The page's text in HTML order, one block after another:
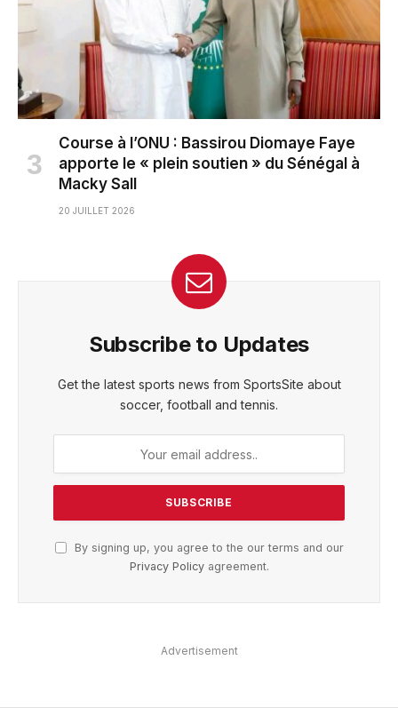
Course à l’ONU : Bassirou Diomaye Faye
apporte le « plein soutien » du Sénégal à
Macky Sall
20 JUILLET 2026
Subscribe to Updates
Get the latest sports news from SportsSite about
soccer, football and tennis.
By signing up, you agree to the our terms and our
Privacy Policyagreement.
Advertisement